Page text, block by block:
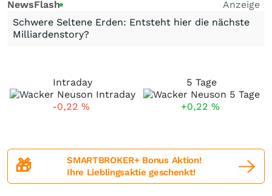
NewsFlash
Anzeige
Schwere Seltene Erden: Entsteht hier die nächste
Milliardenstory?
Intraday
-0,22 %
5 Tage
+0,22 %
🎁
SMARTBROKER+ Bonus Aktion!
Ihre Lieblingsaktie geschenkt!